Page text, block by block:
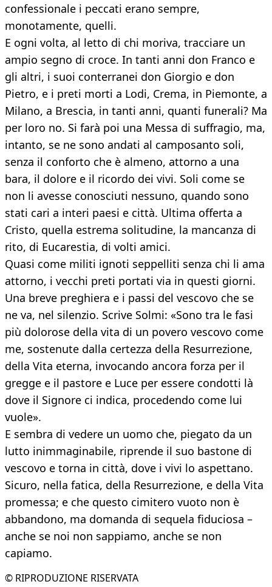
confessionale i peccati erano sempre,
monotamente, quelli.
E ogni volta, al letto di chi moriva, tracciare un
ampio segno di croce. In tanti anni don Franco e
gli altri, i suoi conterranei don Giorgio e don
Pietro, e i preti morti a Lodi, Crema, in Piemonte, a
Milano, a Brescia, in tanti anni, quanti funerali? Ma
per loro no. Si farà poi una Messa di suffragio, ma,
intanto, se ne sono andati al camposanto soli,
senza il conforto che è almeno, attorno a una
bara, il dolore e il ricordo dei vivi. Soli come se
non li avesse conosciuti nessuno, quando sono
stati cari a interi paesi e città. Ultima offerta a
Cristo, quella estrema solitudine, la mancanza di
rito, di Eucarestia, di volti amici.
Quasi come militi ignoti seppelliti senza chi li ama
attorno, i vecchi preti portati via in questi giorni.
Una breve preghiera e i passi del vescovo che se
ne va, nel silenzio. Scrive Solmi: «Sono tra le fasi
più dolorose della vita di un povero vescovo come
me, sostenute dalla certezza della Resurrezione,
della Vita eterna, invocando ancora forza per il
gregge e il pastore e Luce per essere condotti là
dove il Signore ci indica, procedendo come lui
vuole».
E sembra di vedere un uomo che, piegato da un
lutto inimmaginabile, riprende il suo bastone di
vescovo e torna in città, dove i vivi lo aspettano.
Sicuro, nella fatica, della Resurrezione, e della Vita
promessa; e che questo cimitero vuoto non è
abbandono, ma domanda di sequela fiduciosa –
anche se noi non sappiamo, anche se non
capiamo.
© RIPRODUZIONE RISERVATA